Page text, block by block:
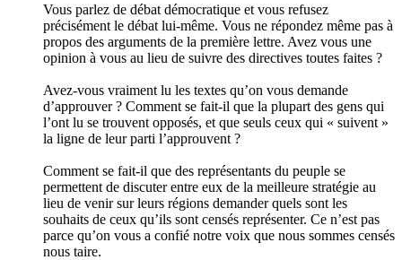
Vous parlez de débat démocratique et vous refusez
précisément le débat lui-même. Vous ne répondez même pas à
propos des arguments de la première lettre. Avez vous une
opinion à vous au lieu de suivre des directives toutes faites ?
Avez-vous vraiment lu les textes qu’on vous demande
d’approuver ? Comment se fait-il que la plupart des gens qui
l’ont lu se trouvent opposés, et que seuls ceux qui « suivent »
la ligne de leur parti l’approuvent ?
Comment se fait-il que des représentants du peuple se
permettent de discuter entre eux de la meilleure stratégie au
lieu de venir sur leurs régions demander quels sont les
souhaits de ceux qu’ils sont censés représenter. Ce n’est pas
parce qu’on vous a confié notre voix que nous sommes censés
nous taire.